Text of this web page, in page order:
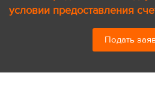
условии предоставления
Подать